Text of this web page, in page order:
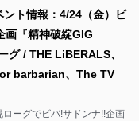
ント情報：4/24（金）ビ
画『精神破綻GIG
グ / THE LiBERALS、
barbarian、The TV
ーグでビバ!サドンナ!!企画